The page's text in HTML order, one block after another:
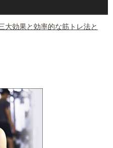
大効果と効率的な筋トレ法と